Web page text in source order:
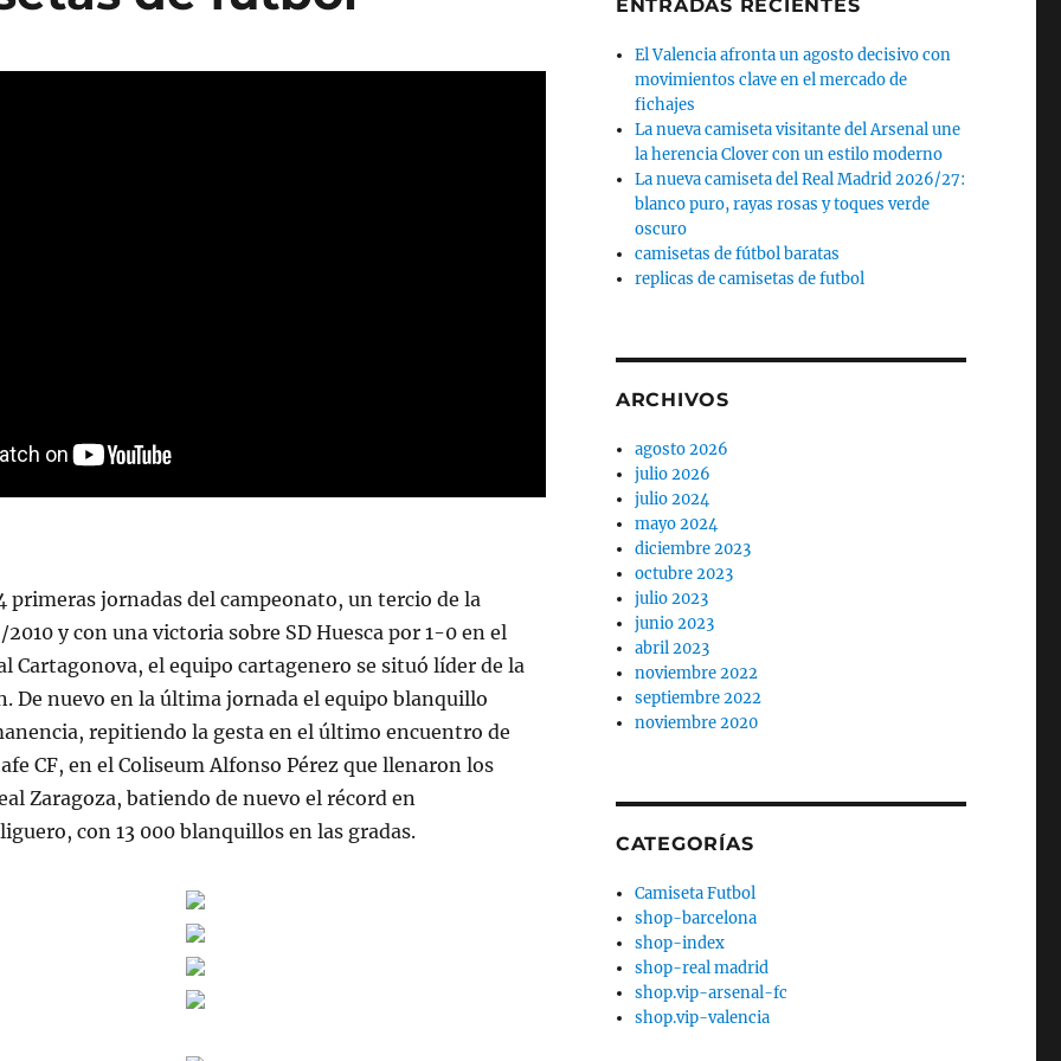
primeras jornadas del campeonato, un tercio de la
y con una victoria sobre SD Huesca por 1-0 en el
Cartagonova, el equipo cartagenero se situó líder de la
De nuevo en la última jornada el equipo blanquillo
repitiendo la gesta en el último encuentro de
CF, en el Coliseum Alfonso Pérez que llenaron los
Zaragoza, batiendo de nuevo el récord en
con 13 000 blanquillos en las gradas.
ENTRADAS RECIENTES
El Valencia afronta un agosto decisivo con
movimientos clave en el mercado de
fichajes
La nueva camiseta visitante del Arsenal une
la herencia Clover con un estilo moderno
La nueva camiseta del Real Madrid 2026/27:
blanco puro, rayas rosas y toques verde
oscuro
camisetas de fútbol baratas
replicas de camisetas de futbol
ARCHIVOS
agosto 2026
julio 2026
julio 2024
mayo 2024
diciembre 2023
octubre 2023
julio 2023
junio 2023
abril 2023
noviembre 2022
septiembre 2022
noviembre 2020
CATEGORÍAS
Camiseta Futbol
shop-barcelona
shop-index
shop-real madrid
shop.vip-arsenal-fc
shop.vip-valencia